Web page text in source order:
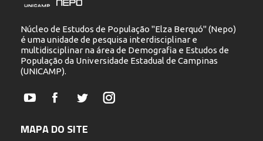
Núcleo de Estudos de População "Elza Berquó" (Nepo)
é uma unidade de pesquisa interdisciplinar e
multidisciplinar na área de Demografia e Estudos de
População da Universidade Estadual de Campinas
(UNICAMP).
YouTubeFacebookTwitterInstagram
MAPA DO SITE